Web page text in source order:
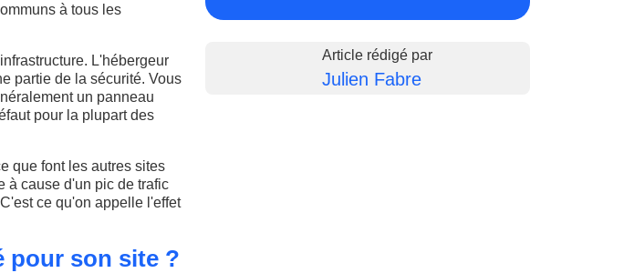
à tous les
L'hébergeur
partie de la sécurité. Vous
un panneau
pour la plupart des
que font les autres sites
à cause d'un pic de trafic
ce qu'on appelle l'effet
pour son site ?
Article rédigé par
Julien Fabre